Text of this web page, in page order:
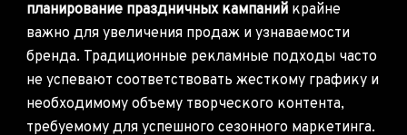
планирование праздничных кампаний крайне
важно для увеличения продаж и узнаваемости
бренда. Традиционные рекламные подходы часто
не успевают соответствовать жесткому графику и
необходимому объему творческого контента,
требуемому для успешного сезонного маркетинга.